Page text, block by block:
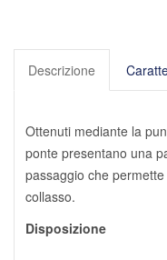
Descrizione
Ottenuti mediante la
ponte presentano una
passaggio che
collasso.
Disposizione